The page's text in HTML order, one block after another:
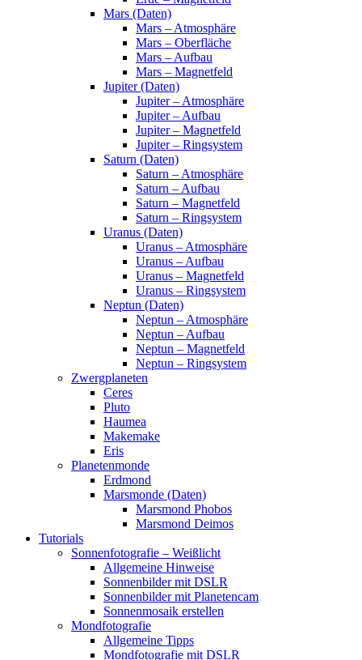
Mars (Daten)
Mars – Atmosphäre
Mars – Oberfläche
Mars – Aufbau
Mars – Magnetfeld
Jupiter (Daten)
Jupiter – Atmosphäre
Jupiter – Aufbau
Jupiter – Magnetfeld
Jupiter – Ringsystem
Saturn (Daten)
Saturn – Atmosphäre
Saturn – Aufbau
Saturn – Magnetfeld
Saturn – Ringsystem
Uranus (Daten)
Uranus – Atmosphäre
Uranus – Aufbau
Uranus – Magnetfeld
Uranus – Ringsystem
Neptun (Daten)
Neptun – Atmosphäre
Neptun – Aufbau
Neptun – Magnetfeld
Neptun – Ringsystem
Zwergplaneten
Ceres
Pluto
Haumea
Makemake
Eris
Planetenmonde
Erdmond
Marsmonde (Daten)
Marsmond Phobos
Marsmond Deimos
Tutorials
Sonnenfotografie – Weißlicht
Allgemeine Hinweise
Sonnenbilder mit DSLR
Sonnenbilder mit Planetencam
Sonnenmosaik erstellen
Mondfotografie
Allgemeine Tipps
Mondfotografie mit DSLR